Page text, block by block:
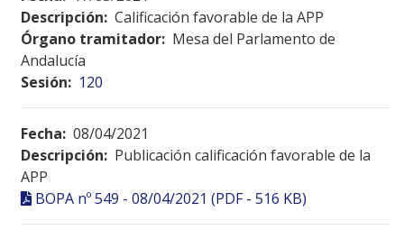
Descripción: Calificación favorable de la APP
Órgano tramitador: Mesa del Parlamento de
Andalucía
Sesión: 120
Fecha: 08/04/2021
Descripción: Publicación calificación favorable de la
APP
BOPA nº 549 - 08/04/2021 (PDF - 516 KB)